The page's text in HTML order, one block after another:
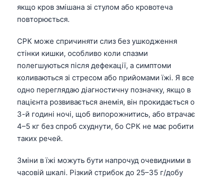
якщо кров змішана зі стулом або кровотеча
повторюється.
СРК може спричиняти слиз без ушкодження
стінки кишки, особливо коли спазми
полегшуються після дефекації, а симптоми
коливаються зі стресом або прийомами їжі. Я все
одно переглядаю діагностичну позначку, якщо в
пацієнта розвивається анемія, він прокидається о
3-й годині ночі, щоб випорожнитись, або втрачає
4–5 кг без спроб схуднути, бо СРК не має робити
таких речей.
Зміни в їжі можуть бути напрочуд очевидними в
часовій шкалі. Різкий стрибок до 25–35 г/добу